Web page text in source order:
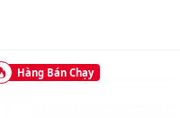
Hàng Bán Chạy